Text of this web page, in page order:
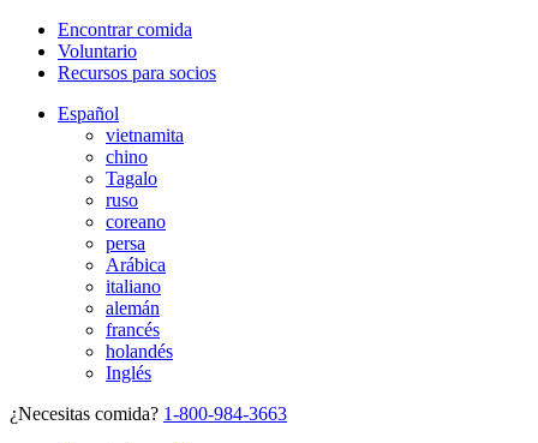
Encontrar comida
Voluntario
Recursos para socios
Español
vietnamita
chino
Tagalo
ruso
coreano
persa
Arábica
italiano
alemán
francés
holandés
Inglés
¿Necesitas comida? 1-800-984-3663